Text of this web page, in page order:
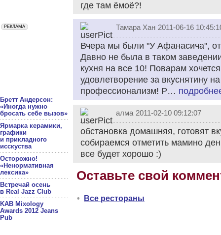
Бретт Андерсон:
«Иногда нужно
бросать себе вызов»
Ярмарка керамики,
графики
и прикладного
исскуства
Осторожно!
«Ненормативная
лексика»
Встречай осень
в Real Jazz Club
KAB Mixology
Awards 2012 Jeans
Pub
где там ёмоё?!
Тамара Хан 2011-06-16
Вчера мы были "У Афанасича",
Давно не была в таком
кухня на все 10! Поварам
удовлетворение за вкуснятину
профессионализм! Р…
алма 2011-02-10 09:12:07
обстановка домашняя, готовят
собираемся отметить мамино
все будет хорошо :)
Оставьте свой
• Все рестораны